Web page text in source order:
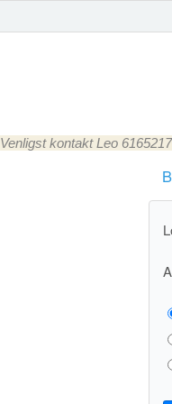
Venligst kontakt Leo